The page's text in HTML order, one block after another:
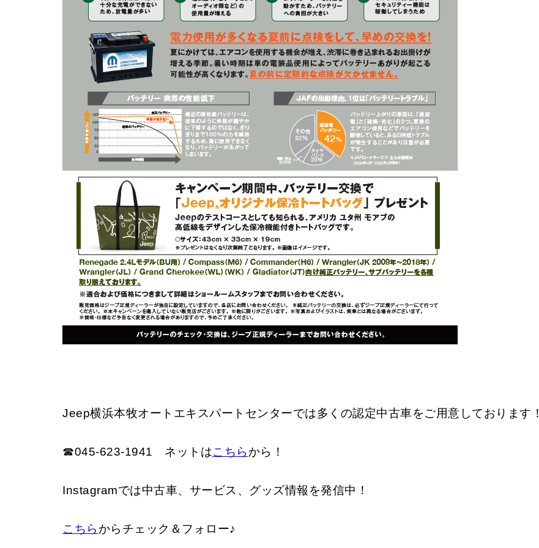
Jeep横浜本牧オートエキスパートセンターでは多くの認定中古車をご用意しております！
☎045-623-1941 ネットはこちら から！
Instagramでは中古車、サービス、グッズ情報を発信中！
こちら からチェック＆フォロー♪